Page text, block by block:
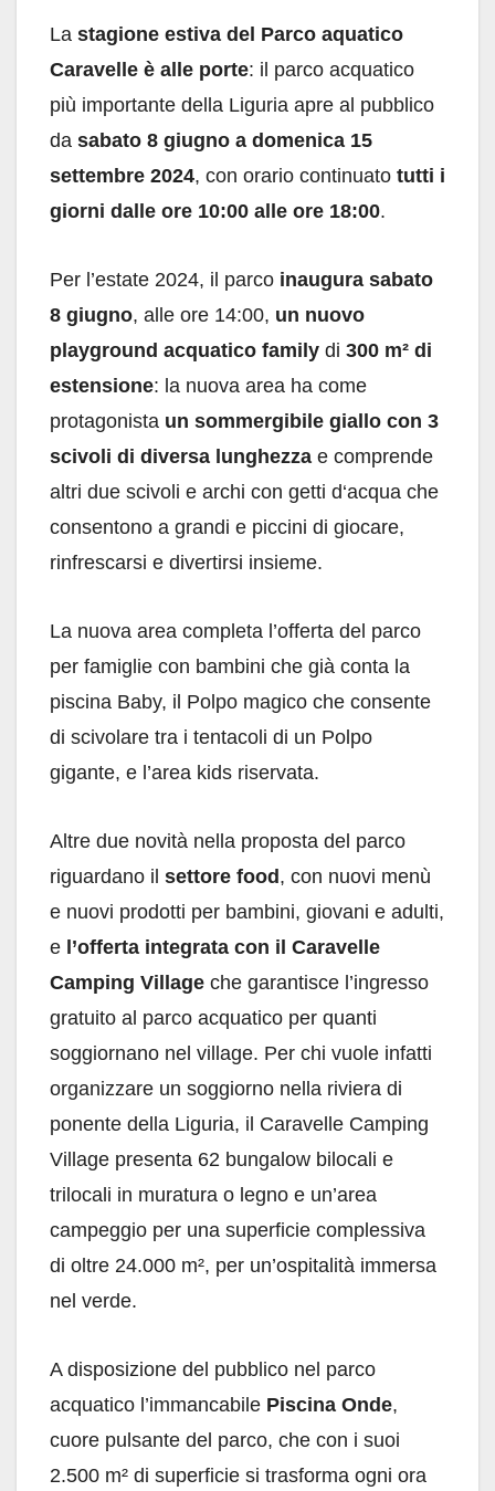
La stagione estiva del Parco aquatico
Caravelle è alle porte: il parco acquatico
più importante della Liguria apre al pubblico
da sabato 8 giugno a domenica 15
settembre 2024, con orario continuato tutti i
giorni dalle ore 10:00 alle ore 18:00.
Per l’estate 2024, il parco inaugura sabato
8 giugno, alle ore 14:00, un nuovo
playground acquatico family di 300 m² di
estensione: la nuova area ha come
protagonista un sommergibile giallo con 3
scivoli di diversa lunghezza e comprende
altri due scivoli e archi con getti d‘acqua che
consentono a grandi e piccini di giocare,
rinfrescarsi e divertirsi insieme.
La nuova area completa l’offerta del parco
per famiglie con bambini che già conta la
piscina Baby, il Polpo magico che consente
di scivolare tra i tentacoli di un Polpo
gigante, e l’area kids riservata.
Altre due novità nella proposta del parco
riguardano il settore food , con nuovi menù
e nuovi prodotti per bambini, giovani e adulti,
e l’offerta integrata con il Caravelle
Camping Village che garantisce l’ingresso
gratuito al parco acquatico per quanti
soggiornano nel village. Per chi vuole infatti
organizzare un soggiorno nella riviera di
ponente della Liguria, il Caravelle Camping
Village presenta 62 bungalow bilocali e
trilocali in muratura o legno e un’area
campeggio per una superficie complessiva
di oltre 24.000 m², per un’ospitalità immersa
nel verde.
A disposizione del pubblico nel parco
acquatico l’immancabile Piscina Onde,
cuore pulsante del parco, che con i suoi
2.500 m² di superficie si trasforma ogni ora